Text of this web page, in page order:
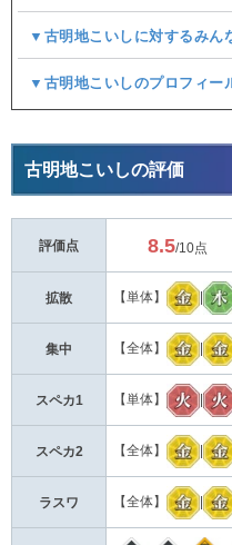
▼古明地こいしに対するみん
▼古明地こいしのプロフィー
古明地こいしの評価
評価点 8.5/10点
拡散 【単体】
集中 【全体】
スペカ1 【単体】
スペカ2 【全体】
ラスワ 【全体】